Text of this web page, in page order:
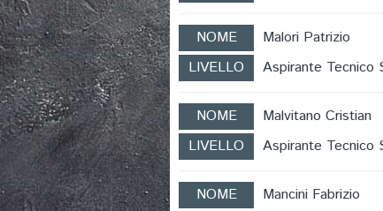
NOME
Malori Patrizio
LIVELLO
Aspirante Tecnico
NOME
Malvitano Cristian
LIVELLO
Aspirante Tecnico
NOME
Mancini Fabrizio